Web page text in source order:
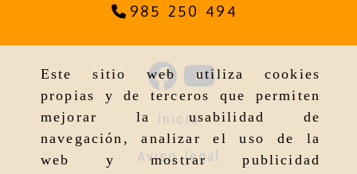
Este sitio web utiliza cookies
propias y de terceros que permiten
mejorar la usabilidad de
navegación, analizar el uso de la
web y mostrar publicidad
985 250 494
Inicio
Aviso legal